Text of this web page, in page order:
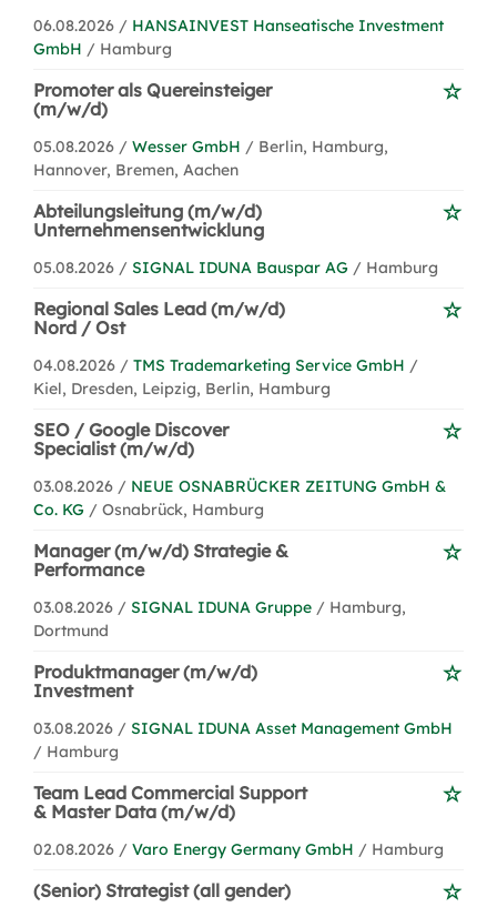
06.08.2026 / HANSAINVEST Hanseatische Investment
GmbH / Hamburg
Promoter als Quereinsteiger
(m/w/d)
05.08.2026 / Wesser GmbH / Berlin, Hamburg,
Hannover, Bremen, Aachen
Abteilungsleitung (m/w/d)
Unternehmensentwicklung
05.08.2026 / SIGNAL IDUNA Bauspar AG / Hamburg
Regional Sales Lead (m/w/d)
Nord / Ost
04.08.2026 / TMS Trademarketing Service GmbH /
Kiel, Dresden, Leipzig, Berlin, Hamburg
SEO / Google Discover
Specialist (m/w/d)
03.08.2026 / NEUE OSNABRÜCKER ZEITUNG GmbH &
Co. KG / Osnabrück, Hamburg
Manager (m/w/d) Strategie &
Performance
03.08.2026 / SIGNAL IDUNA Gruppe / Hamburg,
Dortmund
Produktmanager (m/w/d)
Investment
03.08.2026 / SIGNAL IDUNA Asset Management GmbH
/ Hamburg
Team Lead Commercial Support
& Master Data (m/w/d)
02.08.2026 / Varo Energy Germany GmbH / Hamburg
(Senior) Strategist (all gender)